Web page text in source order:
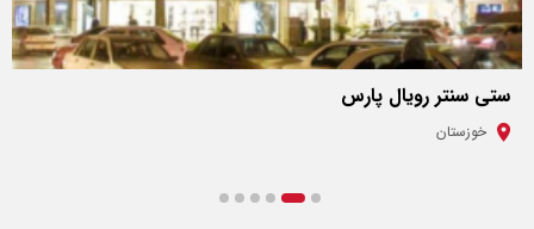
ستی سنتر رویال پارس
خوزستان